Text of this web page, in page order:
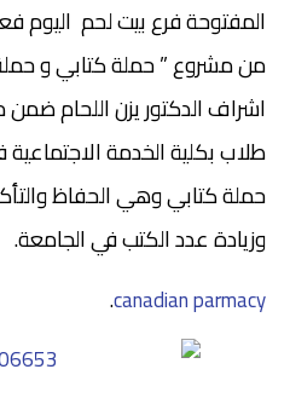
المفتوحة فرع بيت لحم اليوم
من مشروع ” حملة كتابي و
اشراف الدكتور يزن اللحامضمن
طلاب بكلية الخدمة الاجتماعية
حملة كتابي وهي الحفاظ
وزيادة عدد الكتب في الجامعة.
canadian parmacy
.